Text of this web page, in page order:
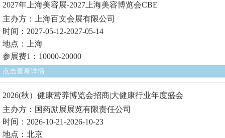
2027年上海美容展-2027上海美容博览会CBE
主办方：上海百文会展有限公司
时间：2027-05-12-2027-05-14
地点：上海
参展费1：10000-20000
点击查看详情
2026(秋）健康营养博览会招商|大健康行业年度盛会
主办方：国药励展展览有限责任公司
时间：2026-10-21-2026-10-23
地点：北京